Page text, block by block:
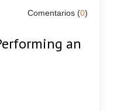
Comentarios (0)
an